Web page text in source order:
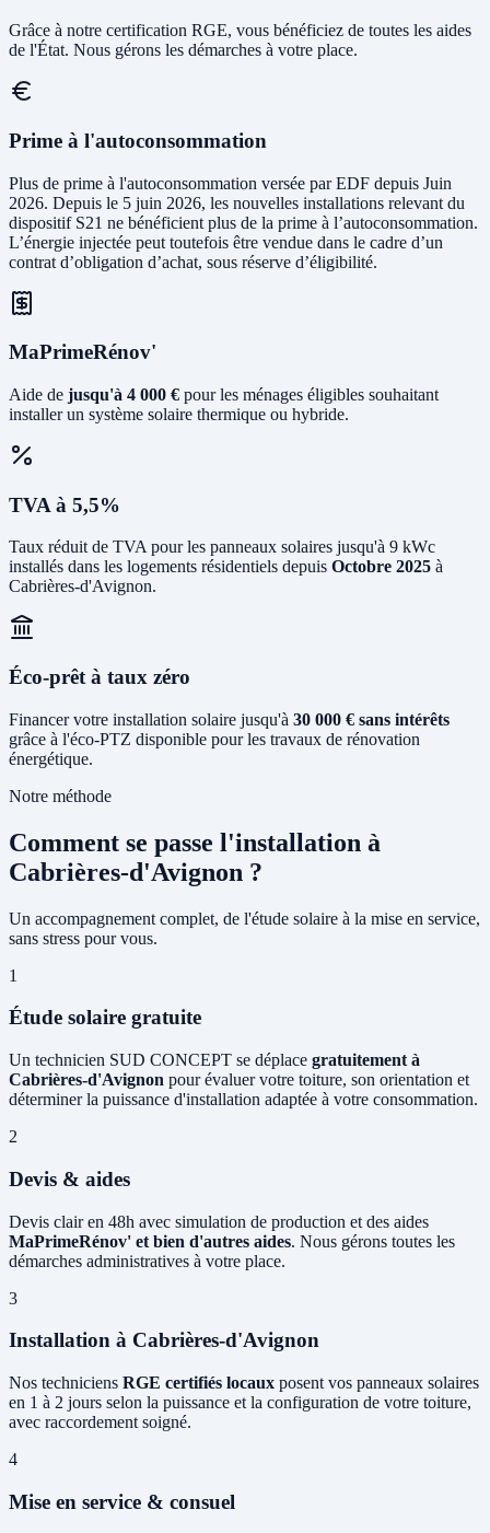
Grâce à notre certification RGE, vous bénéficiez de toutes les aides
de l'État. Nous gérons les démarches à votre place.
Prime à l'autoconsommation
Plus de prime à l'autoconsommation versée par EDF depuis Juin
2026. Depuis le 5 juin 2026, les nouvelles installations relevant du
dispositif S21 ne bénéficient plus de la prime à l’autoconsommation.
L’énergie injectée peut toutefois être vendue dans le cadre d’un
contrat d’obligation d’achat, sous réserve d’éligibilité.
MaPrimeRénov'
Aide de jusqu'à 4 000 € pour les ménages éligibles souhaitant
installer un système solaire thermique ou hybride.
TVA à 5,5%
Taux réduit de TVA pour les panneaux solaires jusqu'à 9 kWc
installés dans les logements résidentiels depuis Octobre 2025 à
Cabrières-d'Avignon.
Éco-prêt à taux zéro
Financer votre installation solaire jusqu'à 30 000 € sans intérêts
grâce à l'éco-PTZ disponible pour les travaux de rénovation
énergétique.
Notre méthode
Comment se passe l'installation à
Cabrières-d'Avignon ?
Un accompagnement complet, de l'étude solaire à la mise en service,
sans stress pour vous.
1
Étude solaire gratuite
Un technicien SUD CONCEPT se déplace gratuitement à
Cabrières-d'Avignon pour évaluer votre toiture, son orientation et
déterminer la puissance d'installation adaptée à votre consommation.
2
Devis & aides
Devis clair en 48h avec simulation de production et des aides
MaPrimeRénov' et bien d'autres aides. Nous gérons toutes les
démarches administratives à votre place.
3
Installation à Cabrières-d'Avignon
Nos techniciens RGE certifiés locaux posent vos panneaux solaires
en 1 à 2 jours selon la puissance et la configuration de votre toiture,
avec raccordement soigné.
4
Mise en service & consuel